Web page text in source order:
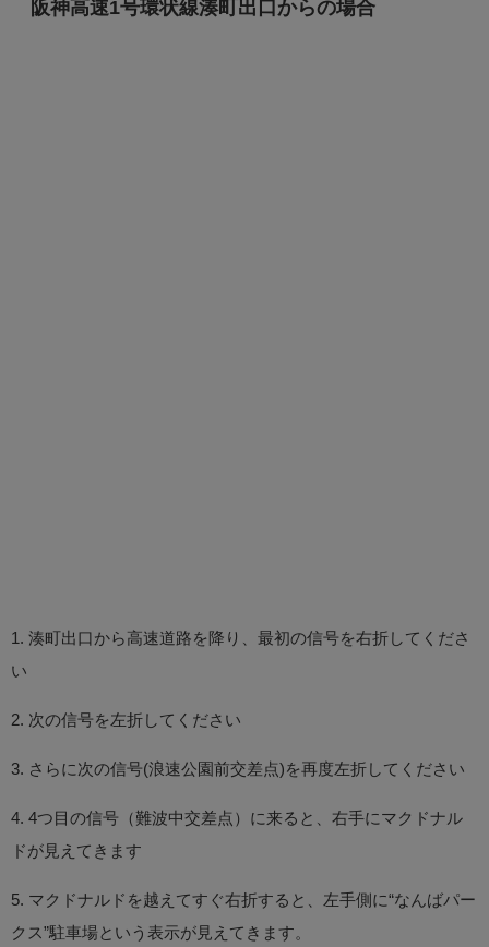
阪神高速1号環状線湊町出口からの場合
1. 湊町出口から高速道路を降り、最初の信号を右折してくださ
い
2. 次の信号を左折してください
3. さらに次の信号(浪速公園前交差点)を再度左折してください
4. 4つ目の信号（難波中交差点）に来ると、右手にマクドナル
ドが見えてきます
5. マクドナルドを越えてすぐ右折すると、左手側に“なんばパー
クス”駐車場という表示が見えてきます。